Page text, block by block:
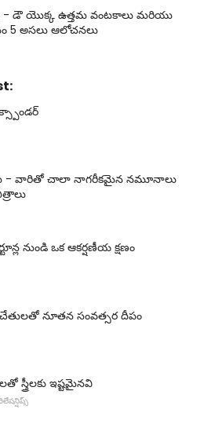
- డౌ యొక్క ఉత్తమ వంటకాలు మరియు
5 అసలు ఆలోచనలు
- వారితో చాలా నాగరీకమైన నమూనాలు
నుండి ఒక ఆకర్షణీయ క్షణం
నూతన సంవత్సర దీపం
స్త్రీలకు ఇష్టమైనవి